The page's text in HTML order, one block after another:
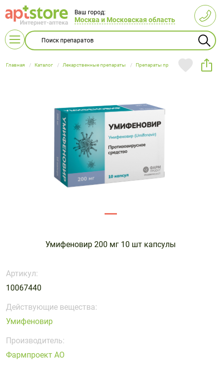
Ваш город:
Москва и Московская область
Главная Каталог Лекарственные препараты Препараты при простудных
Умифеновир 200 мг 10 шт капсулы
Артикул:
10067440
Действующие вещества:
Умифеновир
Производитель:
Фармпроект АО